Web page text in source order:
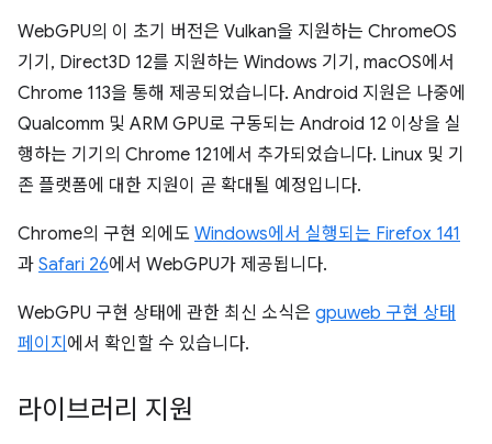
WebGPU의 이 초기 버전은 Vulkan을 지원하는 ChromeOS
기기, Direct3D 12를 지원하는 Windows 기기, macOS에서
Chrome 113을 통해 제공되었습니다. Android 지원은 나중에
Qualcomm 및 ARM GPU로 구동되는 Android 12 이상을 실
행하는 기기의 Chrome 121에서 추가되었습니다. Linux 및 기
존 플랫폼에 대한 지원이 곧 확대될 예정입니다.
Chrome의 구현 외에도 Windows에서 실행되는 Firefox 141
과 Safari 26에서 WebGPU가 제공됩니다.
WebGPU 구현 상태에 관한 최신 소식은 gpuweb 구현 상태
페이지 에서 확인할 수 있습니다.
라이브러리 지원